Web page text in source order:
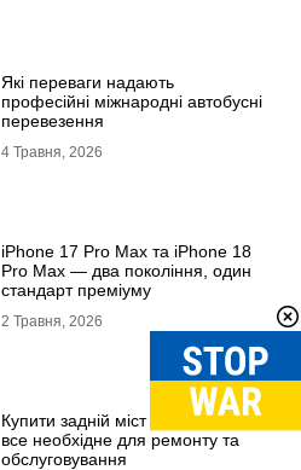
Які переваги надають
професійні міжнародні автобусні
перевезення
4 Травня, 2026
iРhone 17 Рro Мax та iРhone 18
Рro Мax — два покоління, один
стандарт преміуму
2 Травня, 2026
Купити задній міст МТЗ 80, 82 та
все необхідне для ремонту та
обслуговування